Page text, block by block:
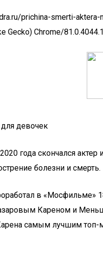
prichina-smerti-
Gecko) Chrome/
девочек
года скончался
болезни и
в «Мосфильме»
Кареном и
самым лучшим